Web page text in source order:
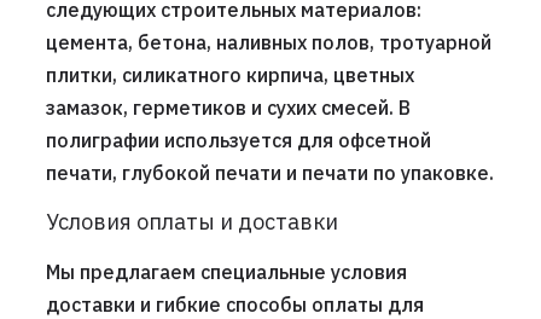
следующих строительных материалов:
цемента, бетона, наливных полов, тротуарной
плитки, силикатного кирпича, цветных
замазок, герметиков и сухих смесей. В
полиграфии используется для офсетной
печати, глубокой печати и печати по упаковке.
Условия оплаты и доставки
Мы предлагаем специальные условия
доставки и гибкие способы оплаты для